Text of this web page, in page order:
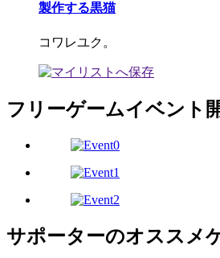
製作する黒猫
コワレユク。
フリーゲームイベント
サポーターのオススメ